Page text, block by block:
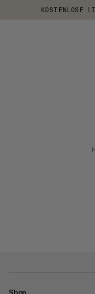
KOSTENLOSE